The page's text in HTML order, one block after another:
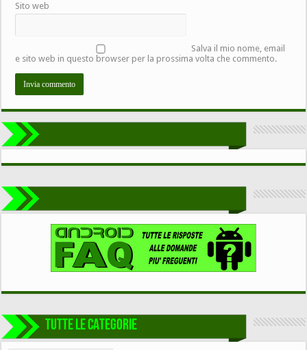
Sito web
Salva il mio nome, email
e sito web in questo browser per la prossima volta che commento.
TUTTE LE CATEGORIE